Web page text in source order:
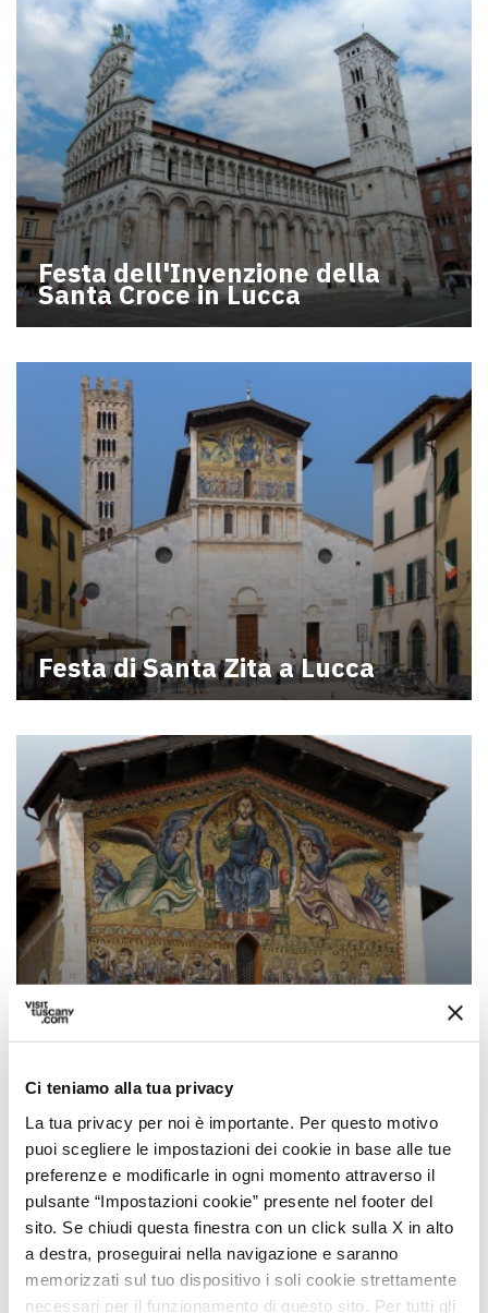
Ci teniamo alla tua privacy
La tua privacy per noi è importante. Per questo motivo
puoi scegliere le impostazioni dei cookie in base alle tue
preferenze e modificarle in ogni momento attraverso il
pulsante “Impostazioni cookie” presente nel footer del
sito. Se chiudi questa finestra con un click sulla X in alto
a destra, proseguirai nella navigazione e saranno
memorizzati sul tuo dispositivo i soli cookie strettamente
necessari per il funzionamento di questo sito. Per tutti gli
Festa dell'Invenzione della
Santa Croce in Lucca
Festa di Santa Zita a Lucca
Festa di San Frediano a Lucca